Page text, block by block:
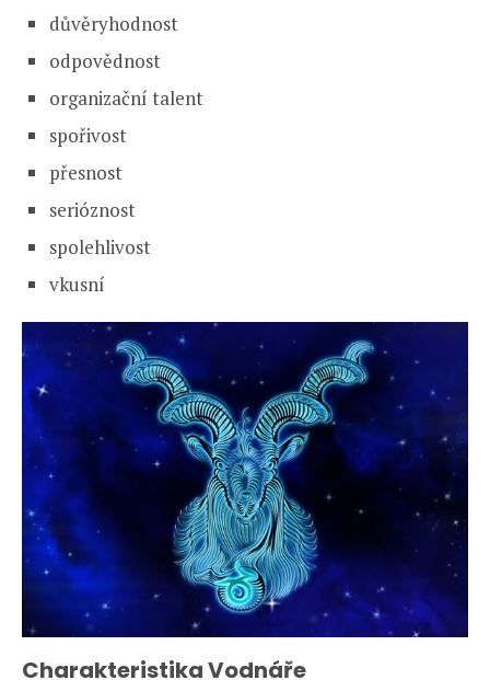
důvěryhodnost
odpovědnost
organizační talent
spořivost
přesnost
serióznost
spolehlivost
vkusní
Charakteristika Vodnáře